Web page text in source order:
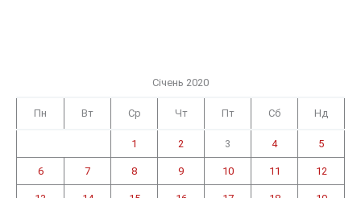
Січень 2020
Пн Вт Ср Чт Пт Сб Нд
1 2 3 4 5
6 7 8 9 10 11 12